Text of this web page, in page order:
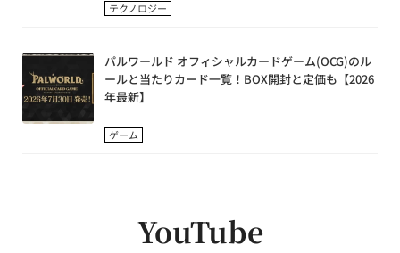
テクノロジー
パルワールド オフィシャルカードゲーム(OCG)のル
ールと当たりカード一覧！BOX開封と定価も【2026
年最新】
ゲーム
YouTube